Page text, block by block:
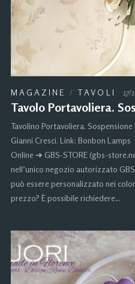
MAGAZINE /TAVOLI 17/
Tavolo Portavoliera.
Tavolino Portavoliera.
Gianni Cresci. Link: Bonbon Lamps
Online ➜ GBS-STORE (gbs-
nell’unico negozio autorizzato
può essere personalizzato nei
prezzo? È possibile richiedere…